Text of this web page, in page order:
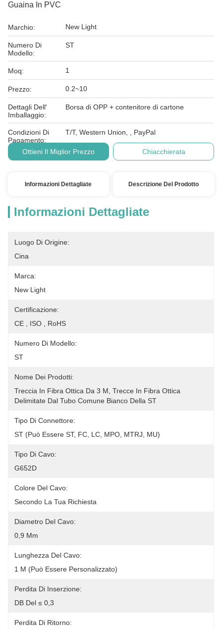
Guaina In PVC
Marchio: New Light
Numero Di
Modello:
ST
Moq: 1
Prezzo: 0.2~10
Dettagli Dell'
Imballaggio:
Borsa di OPP + contenitore di cartone
Condizioni Di
Pagamento:
T/T, Western Union, , PayPal
Ottieni Il Miglior Prezzo Chiacchierata
Informazioni Dettagliate Descrizione Del Prodotto
Informazioni Dettagliate
Luogo Di Origine:
Cina
Marca:
New Light
Certificazione:
CE , ISO , RoHS
Numero Di Modello:
ST
Nome Dei Prodotti:
Treccia In Fibra Ottica Da 3 M, Trecce In Fibra Ottica
Delimitate Dal Tubo Comune Bianco Della ST
Tipo Di Connettore:
ST (può Essere ST, FC, LC, MPO, MTRJ, MU)
Tipo Di Cavo:
G652D
Colore Del Cavo:
Secondo La Tua Richiesta
Diametro Del Cavo:
0,9 Mm
Lunghezza Del Cavo:
1 M (può Essere Personalizzato)
Perdita Di Inserzione:
DB Del ≤ 0,3
Perdita Di Ritorno: